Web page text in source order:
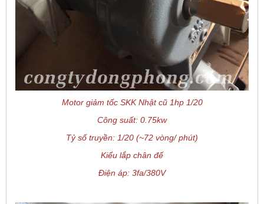
Motor giảm tốc SKK Nhật cũ 1hp 1/20
Công suất: 0.75kw
Tỷ số truyền: 1/20 (~72 vòng/ phút)
Kiểu lắp chân đế
Điện áp: 3fa/380V